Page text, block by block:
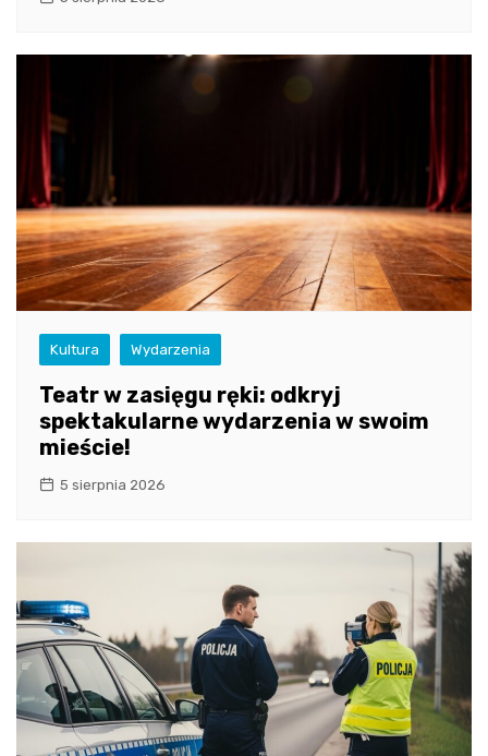
Kultura Wydarzenia
Teatr w zasięgu ręki: odkryj
spektakularne wydarzenia w swoim
mieście!
5 sierpnia 2026